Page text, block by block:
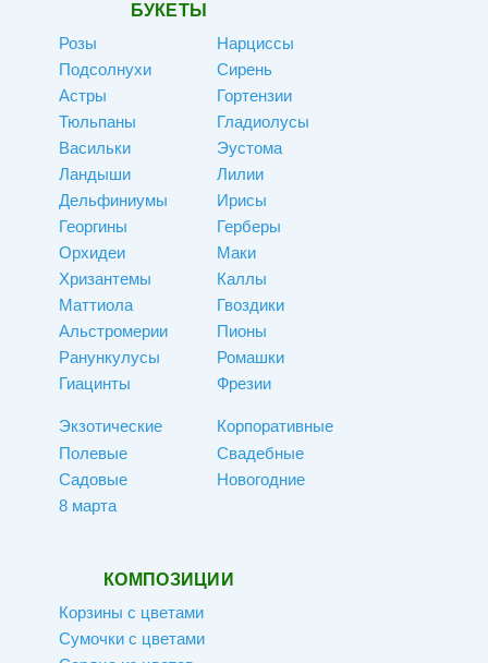
БУКЕТЫ
Розы
Подсолнухи
Астры
Тюльпаны
Васильки
Ландыши
Дельфиниумы
Георгины
Орхидеи
Хризантемы
Маттиола
Альстромерии
Ранункулусы
Гиацинты
Экзотические
Нарциссы
Сирень
Гортензии
Гладиолусы
Эустома
Лилии
Ирисы
Герберы
Маки
Каллы
Гвоздики
Пионы
Ромашки
Фрезии
Корпоративные
Полевые
Садовые
8 марта
Свадебные
Новогодние
КОМПОЗИЦИИ
Корзины с цветами
Сумочки с цветами